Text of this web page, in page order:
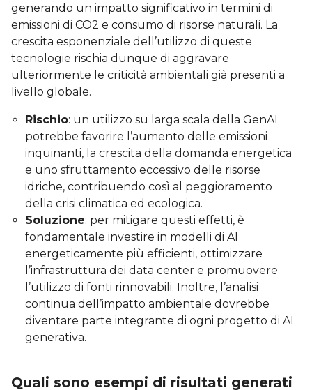
generando un impatto significativo in termini di
emissioni di CO2 e consumo di risorse naturali. La
crescita esponenziale dell’utilizzo di queste
tecnologie rischia dunque di aggravare
ulteriormente le criticità ambientali già presenti a
livello globale.
Rischio: un utilizzo su larga scala della GenAI
potrebbe favorire l’aumento delle emissioni
inquinanti, la crescita della domanda energetica
e uno sfruttamento eccessivo delle risorse
idriche, contribuendo così al peggioramento
della crisi climatica ed ecologica.
Soluzione: per mitigare questi effetti, è
fondamentale investire in modelli di AI
energeticamente più efficienti, ottimizzare
l’infrastruttura dei data center e promuovere
l’utilizzo di fonti rinnovabili. Inoltre, l’analisi
continua dell’impatto ambientale dovrebbe
diventare parte integrante di ogni progetto di AI
generativa.
Quali sono esempi di risultati generati